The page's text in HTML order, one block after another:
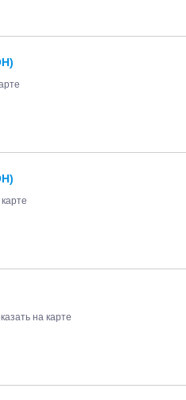
на карте